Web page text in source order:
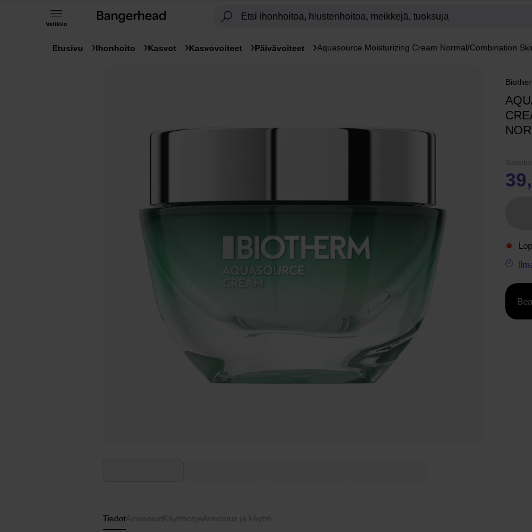
Valikko
Etusivu Ihonhoito Kasvot Kasvovoiteet Päivävoiteet Aquasource Moisturizing Cream Normal/Combination
TiedotAinesosat KäyttöohjeAnnostus ja käyttö